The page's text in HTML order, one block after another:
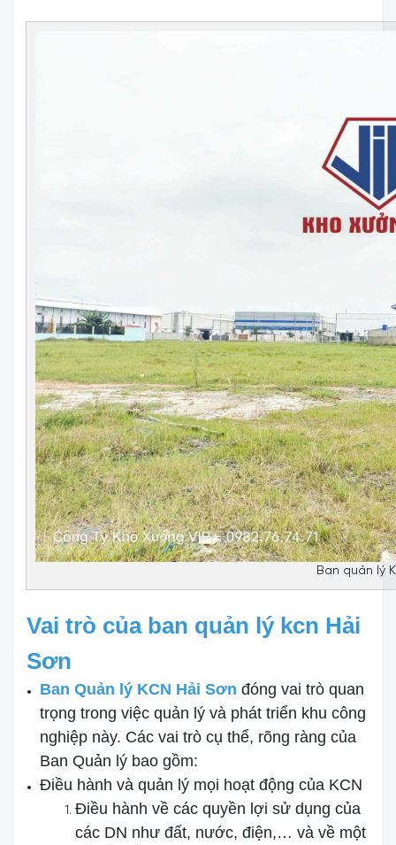
Ban quản lý
Vai trò của ban quản lý kcn Hải
Sơn
Ban Quản lý KCN Hải Sơn đóng vai trò quan
trọng trong việc quản lý và phát triển khu công
nghiệp này. Các vai trò cụ thể, rõng ràng của
Ban Quản lý bao gồm:
Điều hành và quản lý mọi hoạt động của KCN
Điều hành về các quyền lợi sử dụng của
các DN như đất, nước, điện,… và về một